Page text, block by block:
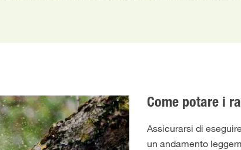
Come potare i
Assicurarsi di
un andamento